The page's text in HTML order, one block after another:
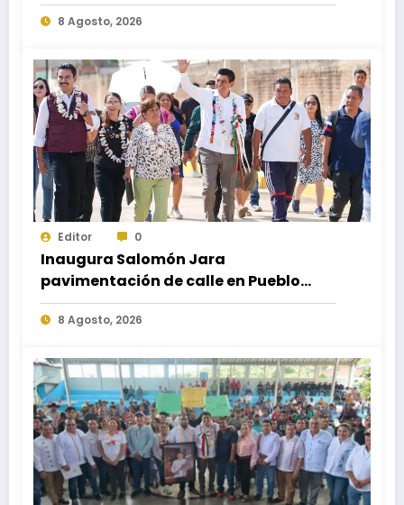
obra del paso a desnivel en la
carretera federal 190 kilómetro 184 +
8 Agosto, 2026
Editor 0
Inaugura Salomón Jara
pavimentación de calle en Pueblo
Nuevo; fortalece movilidad y
conectividad
8 Agosto, 2026